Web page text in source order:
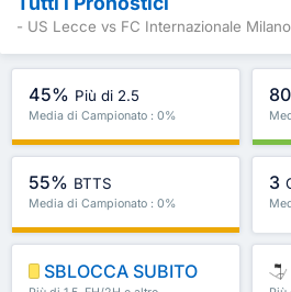
- US Lecce vs FC Internazionale Milano
45% Più di 2.5
Media di Campionato : 0%
55% BTTS
Media di Campionato : 0%
3
SBLOCCA SUBITO